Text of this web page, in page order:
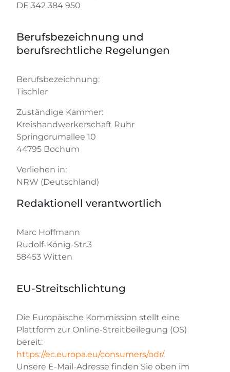
DE 342 384 950
Berufsbezeichnung und
berufsrechtliche Regelungen
Berufsbezeichnung:
Tischler
Zuständige Kammer:
Kreishandwerkerschaft Ruhr
Springorumallee 10
44795 Bochum
Verliehen in:
NRW (Deutschland)
Redaktionell verantwortlich
Marc Hoffmann
Rudolf-König-Str.3
58453 Witten
EU-Streitschlichtung
Die Europäische Kommission stellt eine
Plattform zur Online-Streitbeilegung (OS)
bereit:
https://ec.europa.eu/consumers/odr/.
Unsere E-Mail-Adresse finden Sie oben im